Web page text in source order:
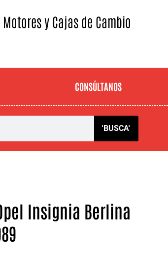
y Cajas de Cambio
CONSÚLTANOS
'BUSCA'
Insignia Berlina